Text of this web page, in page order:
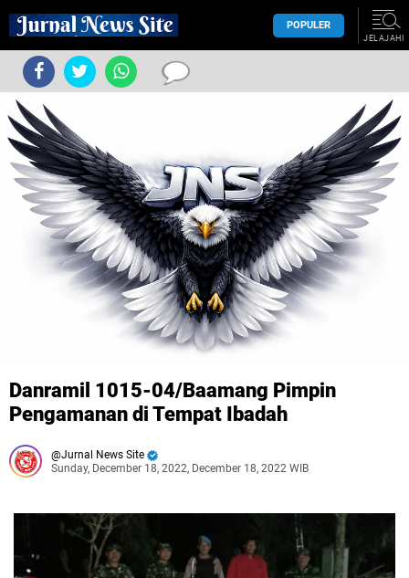
POPULER
JELAJAHI
Danramil 1015-04/Baamang Pimpin
Pengamanan di Tempat Ibadah
Jurnal News Site
Sunday, December 18, 2022, December 18, 2022 WIB